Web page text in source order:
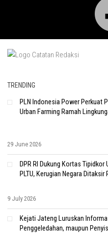
TRENDING
PLN Indonesia Power Perkuat
Urban Farming Ramah
29 June 2026
DPR RI Dukung Kortas
PLTU, Kerugian Negara Ditaksir
9 July 2026
Kejati Jateng Luruskan
Penggeledahan, maupun